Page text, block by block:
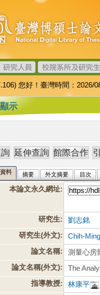
您好！臺灣時間：2026/
示
料 摘要 外文摘要 目次
本論文永久網址:
研究生:
劉志銘
研究生(外文):
Chih-
論文名稱:
測量心房
論文名稱(外文):
The
指導教授:
林康平